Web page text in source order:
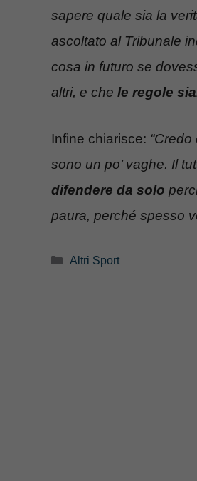
sapere quale sia la
ascoltato al Tribunale
cosa in futuro se
altri, e che le regole
Infine chiarisce:
sono un po’ vaghe. Il
difendere da solo
paura, perché spesso
Categorie
Altri Sport